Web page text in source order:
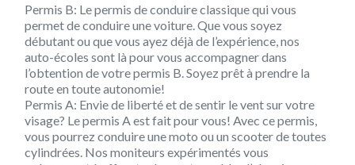
Permis B: Le permis de conduire classique qui vous
permet de conduire une voiture. Que vous soyez
débutant ou que vous ayez déjà de l’expérience, nos
auto-écoles sont là pour vous accompagner dans
l’obtention de votre permis B. Soyez prêt à prendre la
route en toute autonomie!
Permis A: Envie de liberté et de sentir le vent sur votre
visage? Le permis A est fait pour vous! Avec ce permis,
vous pourrez conduire une moto ou un scooter de toutes
cylindrées. Nos moniteurs expérimentés vous